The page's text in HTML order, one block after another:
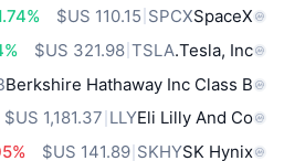
SpaceX
SPCX
Tesla, Inc.
TSLA
‏321.98 US$
Berkshire Hathaway Inc Class B
Eli Lilly And Co
LLY
SK Hynix
SKHY
‏141.89 US$